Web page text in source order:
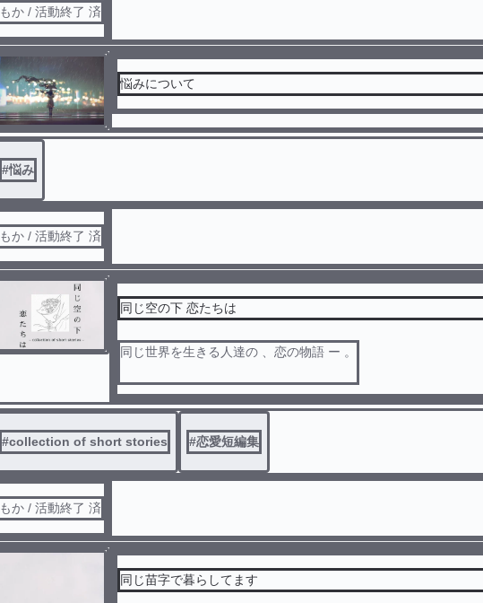
もか / 活動終了 済
悩みについて
#悩み
もか / 活動終了 済
同じ空の下 恋たちは
同じ世界を生きる人達の 、恋の物語 ー 。
この作品はフィクションです
実際の人物たちとは関係ありません
#collection of short stories #恋愛短編集
もか / 活動終了 済
同じ苗字で暮らしてます